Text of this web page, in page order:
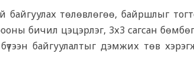
төлөвлөгөө, байршлыг
бичил цэцэрлэг, 3х3 сагсан
байгуулалтыг дэмжих төв